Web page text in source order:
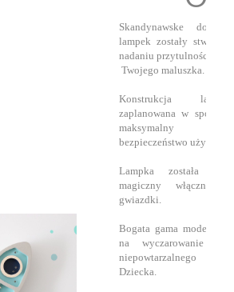
Skandynawske
lampek zostały
nadaniu przytulności i
Twojego maluszka.
Konstrukcja
zaplanowana w sposób
maksymalny
bezpieczeństwo
Lampka została
magiczny włącznik
gwiazdki.
Bogata gama modeli
na wyczarowanie
niepowtarzalnego
Dziecka.